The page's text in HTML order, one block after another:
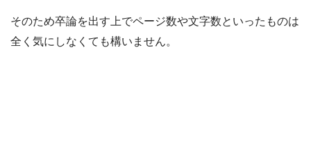
そのため卒論を出す上でページ数や文字数といったものは
全く気にしなくても構いません。